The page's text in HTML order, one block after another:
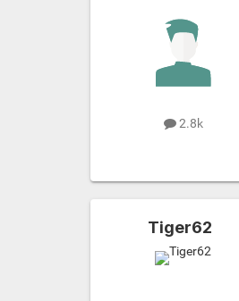
2.8k
Tiger62